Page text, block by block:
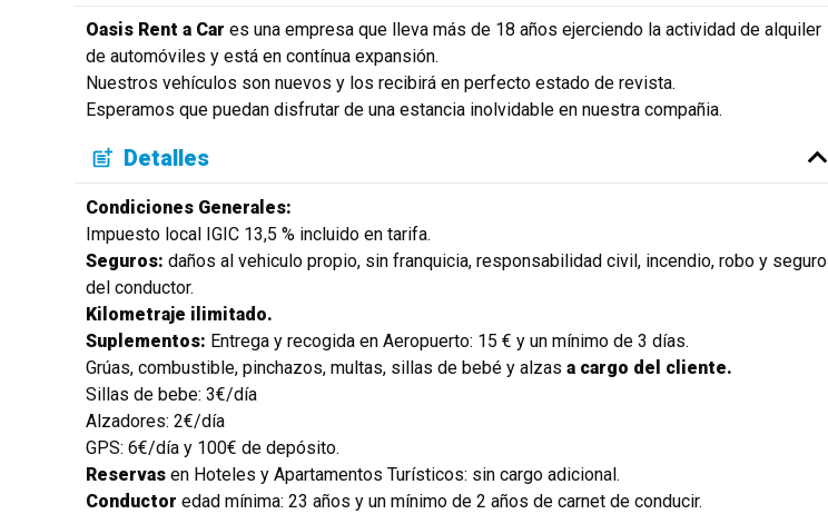
Oasis Rent a Car es una empresa que lleva más de 18 años ejerciendo la actividad de alquiler
de automóviles y está en contínua expansión.
Nuestros vehículos son nuevos y los recibirá en perfecto estado de revista.
Esperamos que puedan disfrutar de una estancia inolvidable en nuestra compañia.
Detalles
Condiciones Generales:
Impuesto local IGIC 13,5 % incluido en tarifa.
Seguros: daños al vehiculo propio, sin franquicia, responsabilidad civil, incendio, robo y seguro
del conductor.
Kilometraje ilimitado.
Suplementos: Entrega y recogida en Aeropuerto: 15 € y un mínimo de 3 días.
Grúas, combustible, pinchazos, multas, sillas de bebé y alzas a cargo del cliente.
Sillas de bebe: 3€/día
Alzadores: 2€/día
GPS: 6€/día y 100€ de depósito.
Reservasen Hoteles y Apartamentos Turísticos: sin cargo adicional.
Conductor edad mínima: 23 años y un mínimo de 2 años de carnet de conducir.